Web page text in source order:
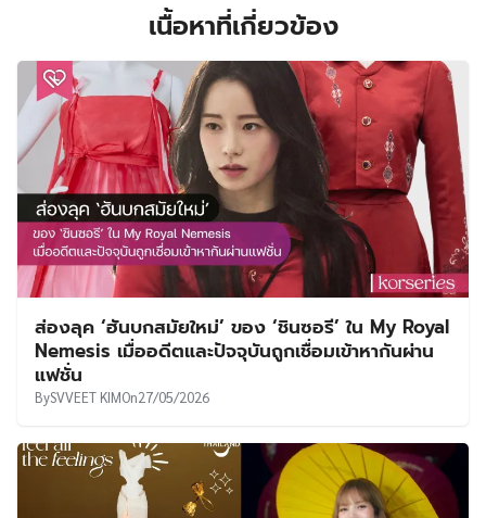
เนื้อหาที่เกี่ยวข้อง
ส่องลุค ‘ฮันบกสมัยใหม่’ ของ ‘ชินซอรี’ ใน My Royal
Nemesis เมื่ออดีตและปัจจุบันถูกเชื่อมเข้าหากันผ่าน
แฟชั่น
BySVVEET KIMOn27/05/2026